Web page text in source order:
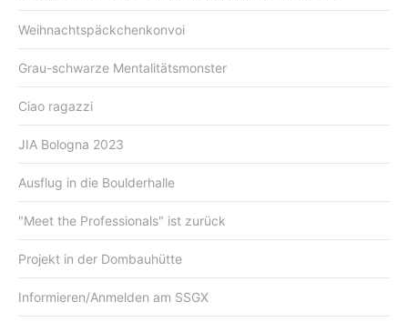
Weihnachtspäckchenkonvoi
Grau-schwarze Mentalitätsmonster
Ciao ragazzi
JIA Bologna 2023
Ausflug in die Boulderhalle
"Meet the Professionals" ist zurück
Projekt in der Dombauhütte
Informieren/Anmelden am SSGX